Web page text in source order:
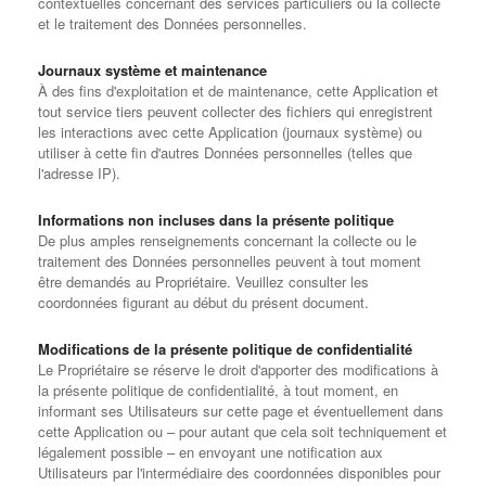
et le traitement des Données personnelles.
Journaux système et maintenance
À des fins d'exploitation et de maintenance, cette Application et
tout service tiers peuvent collecter des fichiers qui enregistrent
les interactions avec cette Application (journaux système) ou
utiliser à cette fin d'autres Données personnelles (telles que
l'adresse IP).
Informations non incluses dans la présente politique
De plus amples renseignements concernant la collecte ou le
traitement des Données personnelles peuvent à tout moment
être demandés au Propriétaire. Veuillez consulter les
coordonnées figurant au début du présent document.
Modifications de la présente politique de confidentialité
Le Propriétaire se réserve le droit d'apporter des modifications à
la présente politique de confidentialité, à tout moment, en
informant ses Utilisateurs sur cette page et éventuellement dans
cette Application ou – pour autant que cela soit techniquement et
légalement possible – en envoyant une notification aux
Utilisateurs par l'intermédiaire des coordonnées disponibles pour